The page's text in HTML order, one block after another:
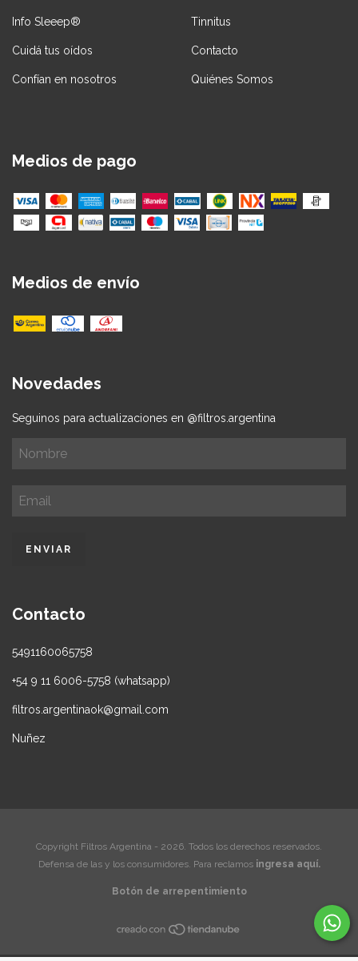
Info Sleeep® Tinnitus
Cuidá tus oídos Contacto
Confían en nosotros Quiénes Somos
Medios de pago
Medios de envío
Novedades
Seguinos para actualizaciones en @filtros.argentina
Contacto
5491160065758
+54 9 11 6006-5758 (whatsapp)
filtros.argentinaok@gmail.com
Nuñez
Copyright Filtros Argentina - 2026. Todos los derechos reservados.
Defensa de las y los consumidores. Para reclamos ingresa aquí.
Botón de arrepentimiento